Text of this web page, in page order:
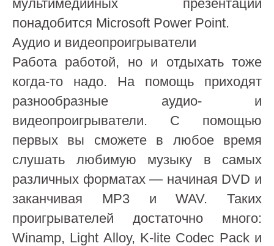
мультимедийных презентаций
понадобится Microsoft Power Point.
Аудио и видеопроигрыватели
Работа работой, но и отдыхать тоже
когда-то надо. На помощь приходят
разнообразные аудио- и
видеопроигрыватели. С помощью
первых вы сможете в любое время
слушать любимую музыку в самых
различных форматах — начиная DVD и
заканчивая МР3 и WAV. Таких
проигрывателей достаточно много:
Winamp, Light Alloy, K-lite Codec Pack и